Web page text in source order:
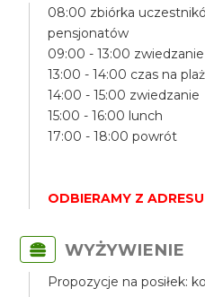
08:00 zbiórka
pensjonatów
09:00 - 13:00 zwiedzanie
13:00 - 14:00 czas na
14:00 - 15:00 zwiedzanie
15:00 - 16:00 lunch
17:00 - 18:00 powrót
ODBIERAMY Z ADRESU
WYŻYWIENIE
Propozycje na posiłek: